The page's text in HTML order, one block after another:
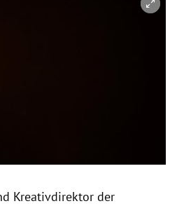
Kreativdirektor der